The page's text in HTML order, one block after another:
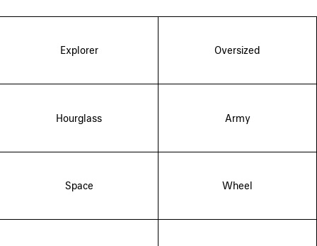
Explorer Oversized
Hourglass Army
Space Wheel